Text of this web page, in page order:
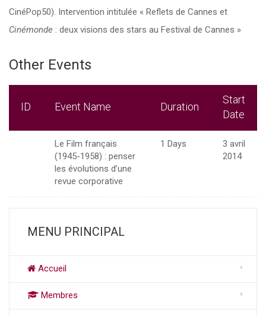
CinéPop50). Intervention intitulée « Reflets de Cannes et
Cinémonde : deux visions des stars au Festival de Cannes »
Other Events
ID Event Name Duration
Start
Date
Le Film français
(1945-1958) : penser
les évolutions d’une
revue corporative
1 Days
3 avril
2014
MENU PRINCIPAL
Accueil
Membres